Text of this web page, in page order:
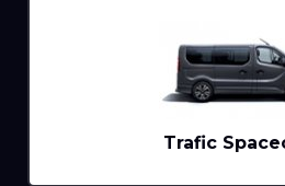
Trafic